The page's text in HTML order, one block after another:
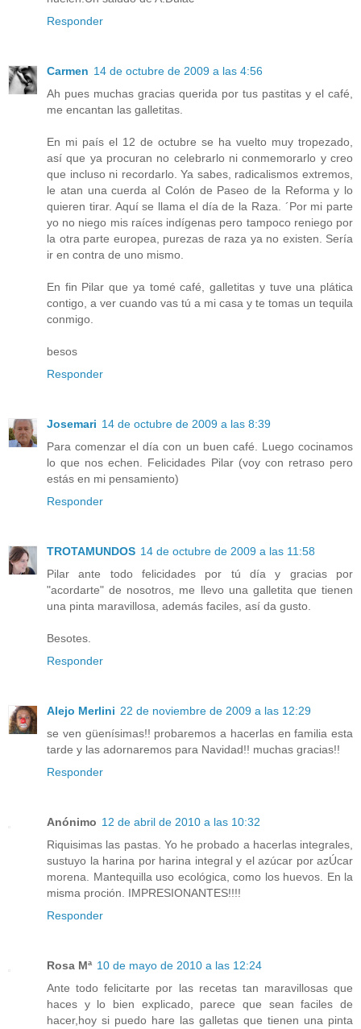
Responder
Carmen 14 de octubre de 2009 a las 4:56
Ah pues muchas gracias querida por tus pastitas y el café,
me encantan las galletitas.
En mi país el 12 de octubre se ha vuelto muy tropezado,
así que ya procuran no celebrarlo ni conmemorarlo y creo
que incluso ni recordarlo. Ya sabes, radicalismos extremos,
le atan una cuerda al Colón de Paseo de la Reforma y lo
quieren tirar. Aquí se llama el día de la Raza. ´Por mi parte
yo no niego mis raíces indígenas pero tampoco reniego por
la otra parte europea, purezas de raza ya no existen. Sería
ir en contra de uno mismo.
En fin Pilar que ya tomé café, galletitas y tuve una plática
contigo, a ver cuando vas tú a mi casa y te tomas un tequila
conmigo.
besos
Responder
Josemari 14 de octubre de 2009 a las 8:39
Para comenzar el día con un buen café. Luego cocinamos
lo que nos echen. Felicidades Pilar (voy con retraso pero
estás en mi pensamiento)
Responder
TROTAMUNDOS 14 de octubre de 2009 a las 11:58
Pilar ante todo felicidades por tú día y gracias por
"acordarte" de nosotros, me llevo una galletita que tienen
una pinta maravillosa, además faciles, así da gusto.
Besotes.
Responder
Alejo Merlini 22 de noviembre de 2009 a las 12:29
se ven güenísimas!! probaremos a hacerlas en familia esta
tarde y las adornaremos para Navidad!! muchas gracias!!
Responder
Anónimo 12 de abril de 2010 a las 10:32
Riquisimas las pastas. Yo he probado a hacerlas integrales,
sustuyo la harina por harina integral y el azúcar por azÚcar
morena. Mantequilla uso ecológica, como los huevos. En la
misma proción. IMPRESIONANTES!!!!
Responder
Rosa Mª 10 de mayo de 2010 a las 12:24
Ante todo felicitarte por las recetas tan maravillosas que
haces y lo bien explicado, parece que sean faciles de
hacer,hoy si puedo hare las galletas que tienen una pinta